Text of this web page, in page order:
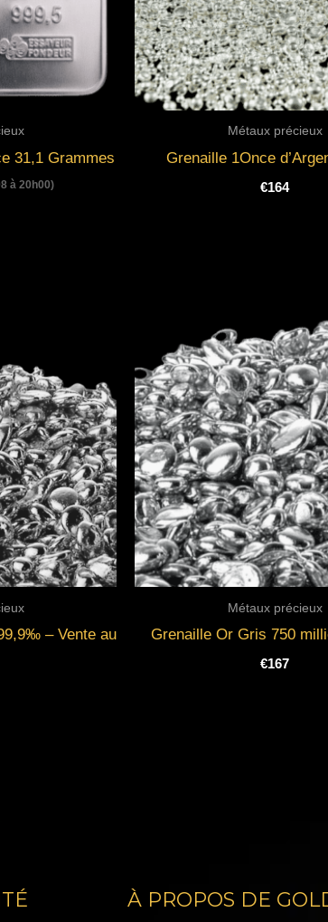
31,1 Grammes
à 20h00)
Métaux précieux
Grenaille 1Once
€164
– Vente au
Métaux précieux
Grenaille Or Gris 750
€167
À PROPOS DE